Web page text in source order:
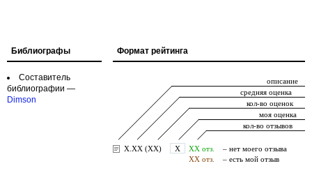
Формат рейтинга
Библиографы
Составитель
библиографии —
Dimson